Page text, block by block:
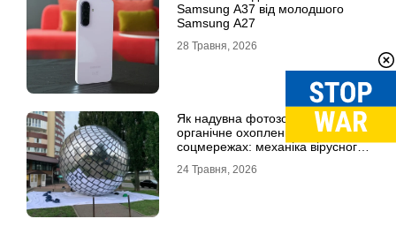
Samsung A37 від молодшого
Samsung A27
28 Травня, 2026
Як надувна фотозона збільшує
органічне охоплення в
соцмережах: механіка вірусного
24 Травня, 2026